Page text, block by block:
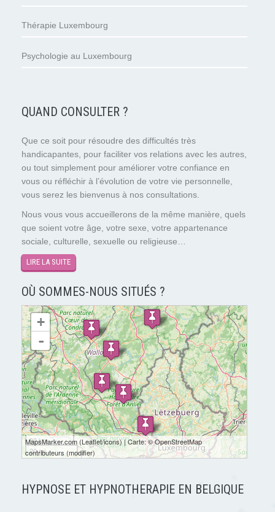
Thérapie Luxembourg
Psychologie au Luxembourg
QUAND CONSULTER ?
Que ce soit pour résoudre des difficultés très
handicapantes, pour faciliter vos relations avec les autres,
ou tout simplement pour améliorer votre confiance en
vous ou réfléchir à l’évolution de votre vie personnelle,
vous serez les bienvenus à nos consultations.
Nous vous vous accueillerons de la même manière, quels
que soient votre âge, votre sexe, votre appartenance
sociale, culturelle, sexuelle ou religieuse…
LIRE LA SUITE
OÙ SOMMES-NOUS SITUÉS ?
chargement de la carte - veuillez patienter...
+
-
30 km
20 mi
MapsMarker.com(Leaflet/icons) | Carte: ©OpenStreetMap
contributeurs (modifier)
HYPNOSE ET HYPNOTHERAPIE EN BELGIQUE